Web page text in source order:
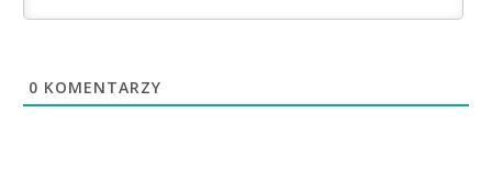
0 KOMENTARZY